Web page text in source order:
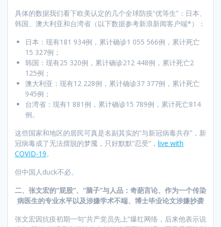
具体的数据我们看下欧美认定的几个全球防疫“优等生”：日本、
韩国、澳大利亚和台湾省（以下数据参考新浪新闻客户端*）：
日本：现有181 934例，累计确诊1 055 566例，累计死亡
15 327例；
韩国：现有25 320例，累计确诊212 448例，累计死亡2
125例；
澳大利亚：现有12 228例，累计确诊37 377例，累计死亡
945例；
台湾省：现有1 881例，累计确诊15 789例，累计死亡814
例。
这些国家和地区的居民可真是名副其实的“与新冠病毒共存”，新
冠病毒成了无法摆脱的梦魇，只好默默“忍受”， live with
COVID-19。
但中国人duck不必。
二、张文宏的“屁股”、“脑子”与人品：奇葩言论、作为一个传染
病医生的专业水平以及涉嫌学术不端、博士毕业论文涉嫌抄袭
张文宏因抗疫初期一句“共产党员先上”爆红网络，后来他表示说